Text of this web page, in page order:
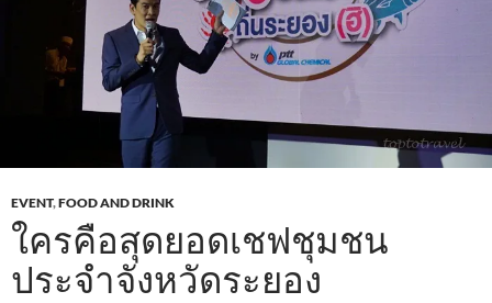
EVENT,FOOD AND DRINK
ใครคือสุดยอดเชฟชุมชน
ประจำจังหวัดระยอง